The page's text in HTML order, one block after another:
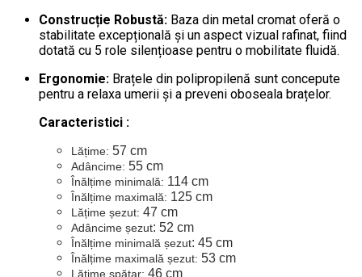
Construcție Robustă: Baza din metal cromat oferă o
stabilitate excepțională și un aspect vizual rafinat, fiind
dotată cu 5 role silențioase pentru o mobilitate fluidă.
Ergonomie: Brațele din polipropilenă sunt concepute
pentru a relaxa umerii și a preveni oboseala brațelor.
Caracteristici :
Lățime: 57 cm
Adâncime: 55 cm
Înălțime minimală: 114 cm
Înălțime maximală: 125 cm
Lățime șezut: 47 cm
Adâncime șezut: 52 cm
Înălțime minimală șezut: 45 cm
Înălțime maximală șezut: 53 cm
Lățime spătar: 46 cm